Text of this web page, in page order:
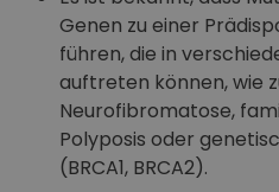
Genen zu einer
führen, die in
auftreten können, wie
Neurofibromatose,
Polyposis oder
(BRCA1, BRCA2).